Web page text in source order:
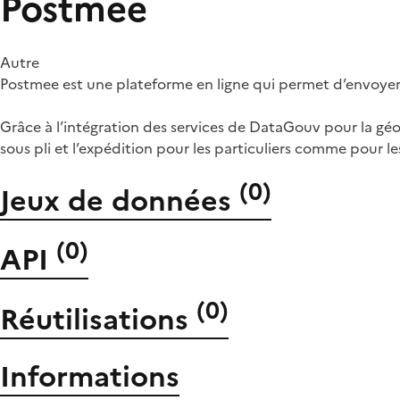
Autre
Postmee est une plateforme en ligne qui permet
Grâce à l’intégration des services de DataGouv pour la
sous pli et l’expédition pour les particuliers comme pour
Jeux de données (0)
API (0)
Réutilisations (0)
Informations